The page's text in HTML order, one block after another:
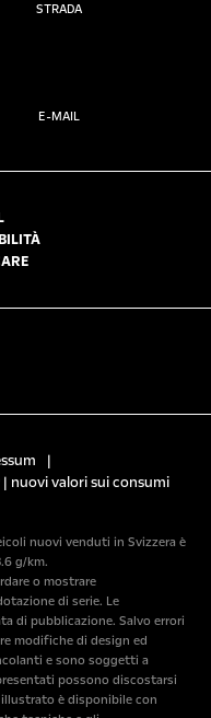
STRADA
E-MAIL
|
| nuovi valori sui consumi
nuovi venduti in Svizzera è
g/km.
o mostrare
di serie. Le
di pubblicazione. Salvo errori
modifiche di design ed
e sono soggetti a
possono discostarsi
è disponibile con